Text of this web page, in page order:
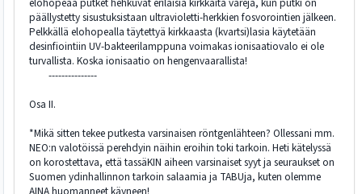
päällystetty sisustuksistaan ultravioletti-herkkien fosvorointien jälkeen.
Pelkkällä elohopealla täytettyä kirkkaasta (kvartsi)lasia käytetään
desinfiointiin UV-bakteerilamppuna voimakas ionisaatiovalo ei ole
turvallista. Koska ionisaatio on hengenvaarallista!
---------------
Osa II.
*Mikä sitten tekee putkesta varsinaisen röntgenlähteen? Ollessani mm.
NEO:n valotöissä perehdyin näihin eroihin toki tarkoin. Heti kätelyssä
on korostettava, että tassäKIN aiheen varsinaiset syyt ja seuraukset on
Suomen ydinhallinnon tarkoin salaamia ja TABUja, kuten olemme